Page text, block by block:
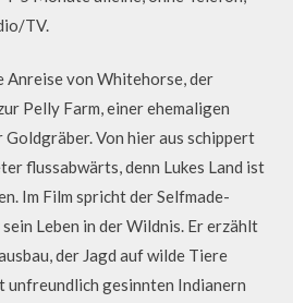
TV.
Anreise von Whitehorse, der
Pelly Farm, einer ehemaligen
Von hier aus schippert
flussabwärts, denn Lukes Land ist
Im Film spricht der Selfmade-
Leben in der Wildnis. Er erzählt
der Jagd auf wilde Tiere
unfreundlich gesinnten Indianern